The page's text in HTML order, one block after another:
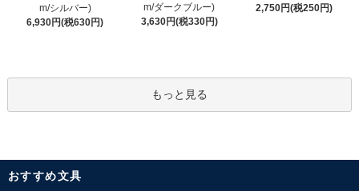
m/シルバー)
6,930円(税630円)
m/ダークブルー)
3,630円(税330円)
2,750円(税250円)
もっと見る
おすすめ文具